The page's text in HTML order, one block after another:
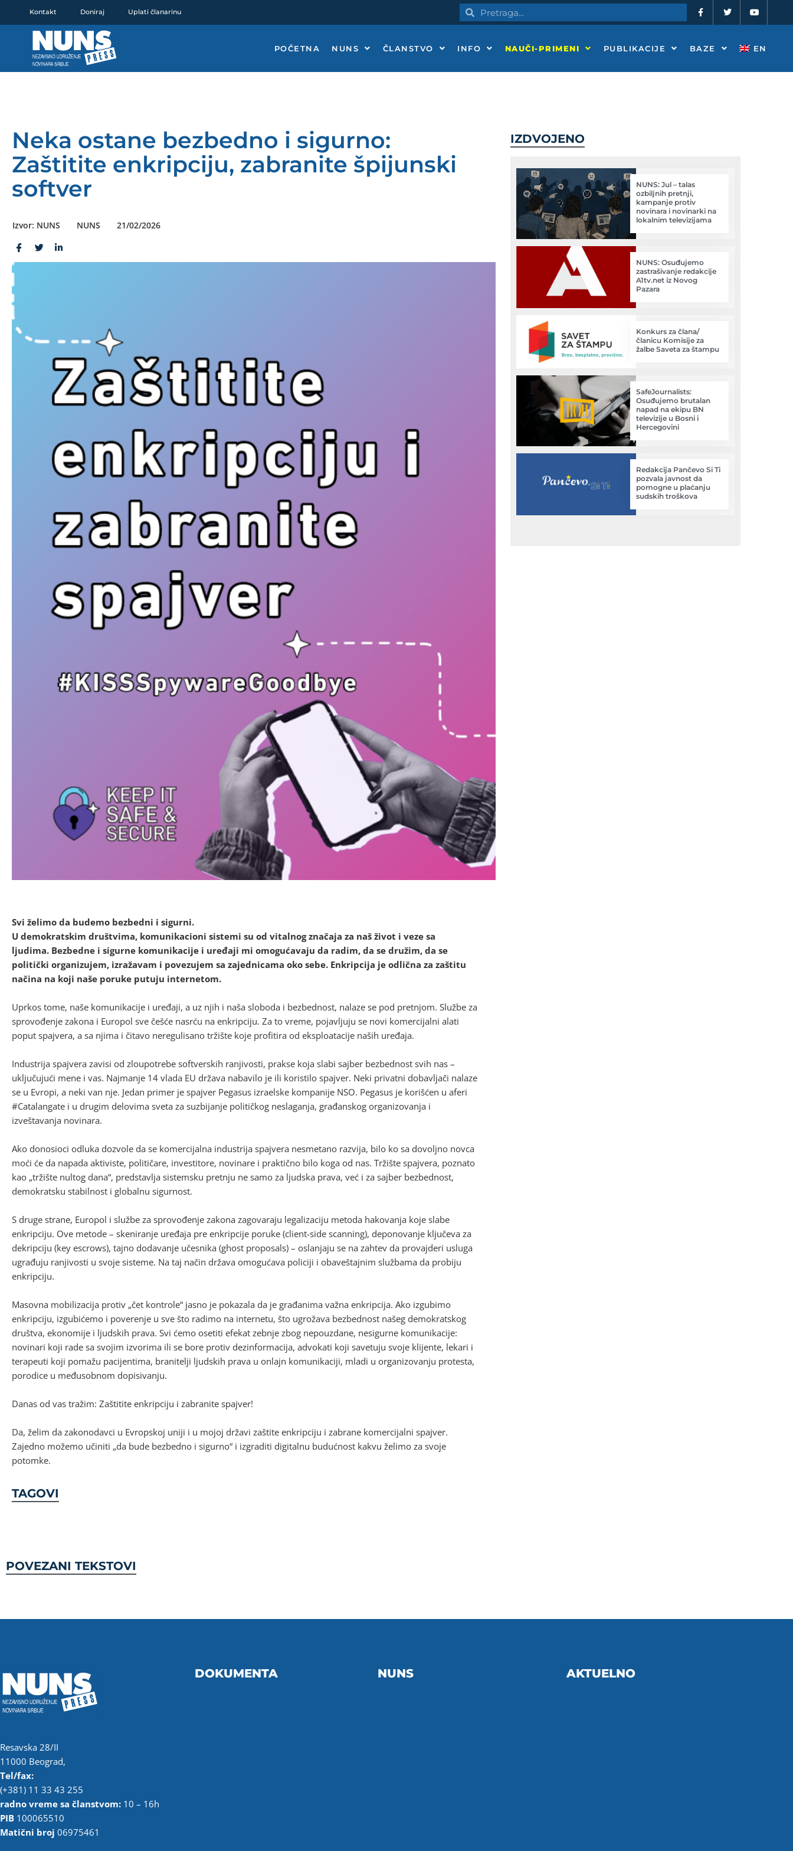
Kontakt Doniraj Uplati članarinu PretragaPretraga a
c
e
o
o
-
w
t
e
o
t
b
e
POČETNA NUNS ČLANSTVO INFO NAUČI-PRIMENI PUBLIKACIJE BAZE EN
Neka ostane bezbedno i sigurno:
Zaštitite enkripciju, zabranite špijunski
softver
Izvor: NUNS NUNS 21/02/2026
Svi želimo da budemo bezbedni i sigurni.
U demokratskim društvima, komunikacioni sistemi su od vitalnog značaja za naš život i veze sa
ljudima. Bezbedne i sigurne komunikacije i uređaji mi omogućavaju da radim, da se družim, da se
politički organizujem, izražavam i povezujem sa zajednicama oko sebe. Enkripcija je odlična za zaštitu
načina na koji naše poruke putuju internetom.
Uprkos tome, naše komunikacije i uređaji, a uz njih i naša sloboda i bezbednost, nalaze se pod pretnjom. Službe za
sprovođenje zakona i Europol sve češće nasrću na enkripciju. Za to vreme, pojavljuju se novi komercijalni alati
poput spajvera, a sa njima i čitavo neregulisano tržište koje profitira od eksploatacije naših uređaja.
Industrija spajvera zavisi od zloupotrebe softverskih ranjivosti, prakse koja slabi sajber bezbednost svih nas –
uključujući mene i vas. Najmanje 14 vlada EU država nabavilo je ili koristilo spajver. Neki privatni dobavljači nalaze
se u Evropi, a neki van nje. Jedan primer je spajver Pegasus izraelske kompanije NSO. Pegasus je korišćen u aferi
#Catalangate i u drugim delovima sveta za suzbijanje političkog neslaganja, građanskog organizovanja i
izveštavanja novinara.
Ako donosioci odluka dozvole da se komercijalna industrija spajvera nesmetano razvija, bilo ko sa dovoljno novca
moći će da napada aktiviste, političare, investitore, novinare i praktično bilo koga od nas. Tržište spajvera, poznato
kao „tržište nultog dana“, predstavlja sistemsku pretnju ne samo za ljudska prava, već i za sajber bezbednost,
demokratsku stabilnost i globalnu sigurnost.
S druge strane, Europol i službe za sprovođenje zakona zagovaraju legalizaciju metoda hakovanja koje slabe
enkripciju. Ove metode – skeniranje uređaja pre enkripcije poruke (client-side scanning), deponovanje ključeva za
dekripciju (key escrows), tajno dodavanje učesnika (ghost proposals) – oslanjaju se na zahtev da provajderi usluga
ugrađuju ranjivosti u svoje sisteme. Na taj način država omogućava policiji i obaveštajnim službama da probiju
enkripciju.
Masovna mobilizacija protiv „čet kontrole“ jasno je pokazala da je građanima važna enkripcija. Ako izgubimo
enkripciju, izgubićemo i poverenje u sve što radimo na internetu, što ugrožava bezbednost našeg demokratskog
društva, ekonomije i ljudskih prava. Svi ćemo osetiti efekat zebnje zbog nepouzdane, nesigurne komunikacije:
novinari koji rade sa svojim izvorima ili se bore protiv dezinformacija, advokati koji savetuju svoje klijente, lekari i
terapeuti koji pomažu pacijentima, branitelji ljudskih prava u onlajn komunikaciji, mladi u organizovanju protesta,
porodice u međusobnom dopisivanju.
Danas od vas tražim: Zaštitite enkripciju i zabranite spajver!
Da, želim da zakonodavci u Evropskoj uniji i u mojoj državi zaštite enkripciju i zabrane komercijalni spajver.
Zajedno možemo učiniti „da bude bezbedno i sigurno“ i izgraditi digitalnu budućnost kakvu želimo za svoje
potomke.
TAGOVI
IZDVOJENO
NUNS: Jul – talas
ozbiljnih pretnji,
kampanje protiv
novinara i novinarki na
lokalnim televizijama
NUNS: Osuđujemo
zastrašivanje redakcije
A1tv.net iz Novog
Pazara
Konkurs za člana/
članicu Komisije za
žalbe Saveta za štampu
SafeJournalists:
Osuđujemo brutalan
napad na ekipu BN
televizije u Bosni i
Hercegovini
Redakcija Pančevo Si Ti
pozvala javnost da
pomogne u plaćanju
sudskih troškova
POVEZANI TEKSTOVI
Resavska 28/II
11000 Beograd,
Tel/fax:
(+381) 11 33 43 255
radno vreme sa članstvom: 10 – 16h
PIB 100065510
Matični broj 06975461
DOKUMENTA NUNS AKTUELNO